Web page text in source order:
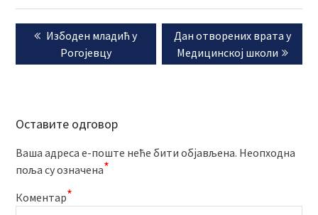
Кретање
чланкаPrevious
post:
Избоден младић у
Рогојевцу
Next
post:
Дан отворених врата у
Медицинској школи
Оставите одговор
Ваша адреса е-поште неће бити објављена. Неопходна
поља су означена*
Коментар*